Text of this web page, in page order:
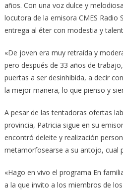
años. Con una voz dulce y
locutora de la emisora CMES Radio
entrega al éter con modestia y
«De joven era muy retraída y
pero después de 33 años de
puertas a ser desinhibida, a decir
la mejor manera, lo que pienso y
A pesar de las tentadoras ofertas
provincia, Patricia sigue en su
encontró deleite y realización
metamorfosearse a su antojo, cual
«Hago en vivo el programa En
a la que invito a los miembros de